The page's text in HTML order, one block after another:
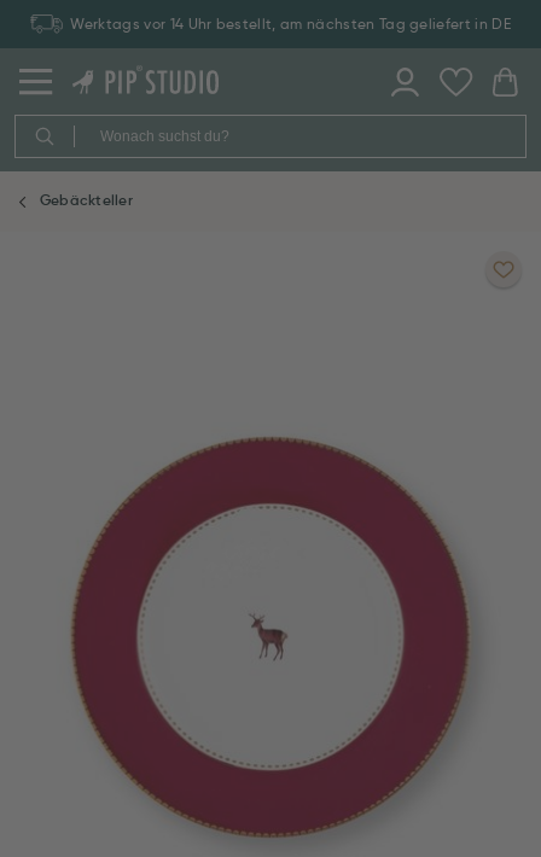
Werktags vor 14 Uhr bestellt, am nächsten Tag geliefert in DE
Gebäckteller